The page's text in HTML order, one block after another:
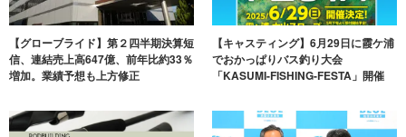
【グローブライド】第２四半期決算短
信、連結売上高647億、前年比約33％
増加。業績予想も上方修正
【キャスティング】6月29日に霞ケ浦
でおかっぱりバス釣り大会
「KASUMI-FISHING-FESTA」開催